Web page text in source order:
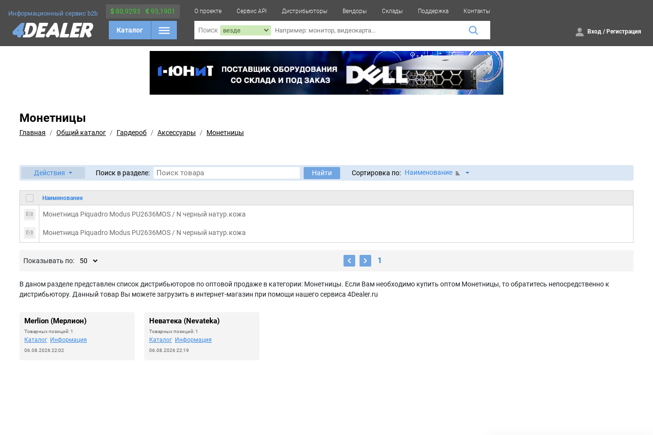
Информационный сервис b2b $ 80,9293 €93,1901
Каталог
О проекте Сервис API Дистрибьюторы Вендоры Склады Поддержка Контакты
Поиск Вход / Регистрация
Монетницы
Главная Общий каталог Гардероб Аксессуары Монетницы
Действия Поиск в разделе: Найти Сортировка по: Наименование
Наименование
Монетница Piquadro Modus PU2636MOS / N черный натур.кожа
Монетница Piquadro Modus PU2636MOS / N черный натур.кожа
Показывать по: 1
В даном разделе представлен список дистрибьюторов по оптовой продаже в категории: Монетницы. Если Вам необходимо купить оптом Монетницы, то обратитесь непосредственно к
дистрибьютору. Данный товар Вы можете загрузить в интернет-магазин при помощи нашего сервиса 4Dealer.ru
Merlion (Мерлион)
Товарных позиций: 1
Каталог Информация
06.08.2026 22:02
Неватека (Nevateka)
Товарных позиций: 1
Каталог Информация
06.08.2026 22:19